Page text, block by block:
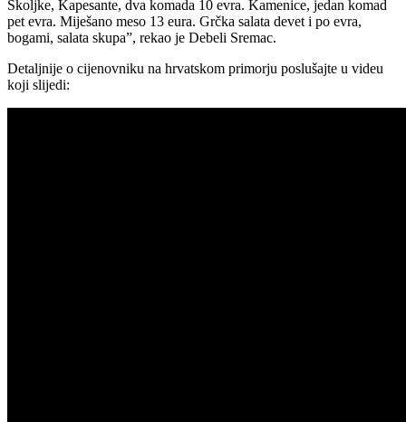
Školjke, Kapesante, dva komada 10 evra. Kamenice, jedan komad
pet evra. Miješano meso 13 eura. Grčka salata devet i po evra,
bogami, salata skupa”, rekao je Debeli Sremac.
Detaljnije o cijenovniku na hrvatskom primorju poslušajte u videu
koji slijedi: